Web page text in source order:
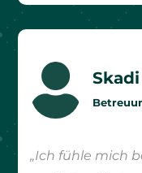

„Ich fühle mich